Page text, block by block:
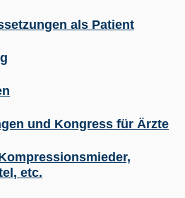
als Patient
und Kongress für Ärzte
etc.